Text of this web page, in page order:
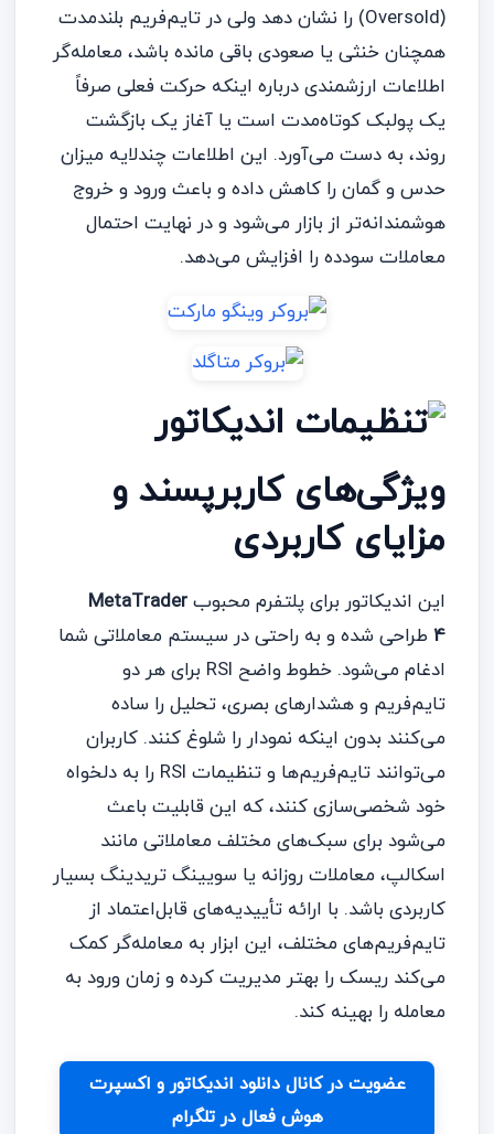
(Oversold) را نشان دهد ولی در تایم‌فریم بلندمدت
همچنان خنثی یا صعودی باقی مانده باشد، معامله‌گر
اطلاعات ارزشمندی درباره اینکه حرکت فعلی صرفاً
یک پولبک کوتاه‌مدت است یا آغاز یک بازگشت
روند، به دست می‌آورد. این اطلاعات چند‌لایه میزان
حدس و گمان را کاهش داده و باعث ورود و خروج
هوشمندانه‌تر از بازار می‌شود و در نهایت احتمال
معاملات سودده را افزایش می‌دهد.
ویژگی‌های کاربر‌پسند و
مزایای کاربردی
این اندیکاتور برای پلتفرم محبوبMetaTrader
4 طراحی شده و به راحتی در سیستم معاملاتی شما
ادغام می‌شود. خطوط واضح RSI برای هر دو
تایم‌فریم و هشدارهای بصری، تحلیل را ساده
می‌کنند بدون اینکه نمودار را شلوغ کنند. کاربران
می‌توانند تایم‌فریم‌ها و تنظیمات RSI را به دلخواه
خود شخصی‌سازی کنند، که این قابلیت باعث
می‌شود برای سبک‌های مختلف معاملاتی مانند
اسکالپ، معاملات روزانه یا سویینگ تریدینگ بسیار
کاربردی باشد. با ارائه تأییدیه‌های قابل‌اعتماد از
تایم‌فریم‌های مختلف، این ابزار به معامله‌گر کمک
می‌کند ریسک را بهتر مدیریت کرده و زمان ورود به
معامله را بهینه کند.
عضویت در کانال دانلود اندیکاتور و اکسپرت
هوش فعال در تلگرام